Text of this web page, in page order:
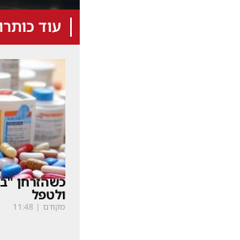
עוד
כשהזרחן
ולטפל
מקודם |
11:48